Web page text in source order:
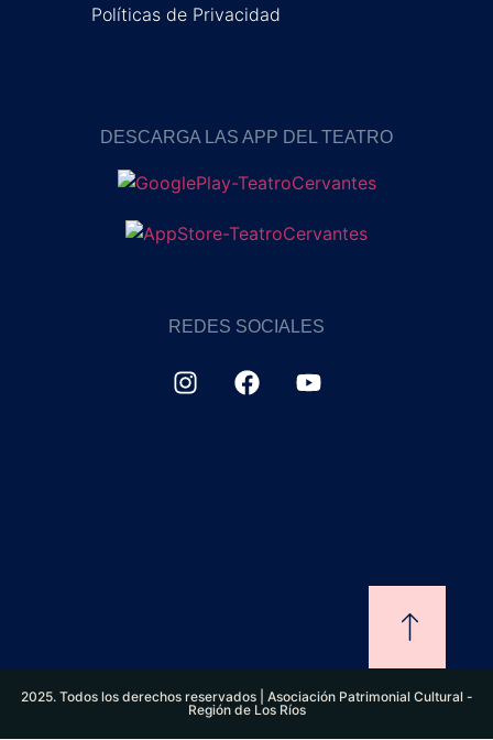
Políticas de Privacidad
DESCARGA LAS APP DEL TEATRO
REDES SOCIALES
2025. Todos los derechos reservados | Asociación Patrimonial Cultural -
Región de Los Ríos